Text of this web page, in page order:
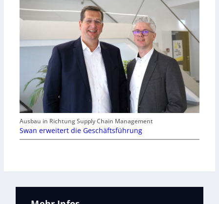
Ausbau in Richtung Supply Chain Management
Swan erweitert die Geschäftsführung